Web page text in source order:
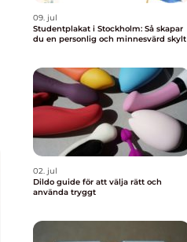
09. jul
Studentplakat i Stockholm: Så skapar
du en personlig och minnesvärd skylt
02. jul
Dildo guide för att välja rätt och
använda tryggt